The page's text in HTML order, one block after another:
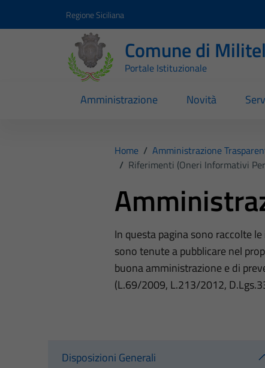
Regione Siciliana
Comune di
Portale Istituzionale
Amministrazione Novità
Home / Amministrazione
/ Riferimenti (Oneri Informativi
In questa pagina sono raccolte
sono tenute a pubblicare nel
buona amministrazione e di
(L.69/2009, L.213/2012,
Disposizioni Generali